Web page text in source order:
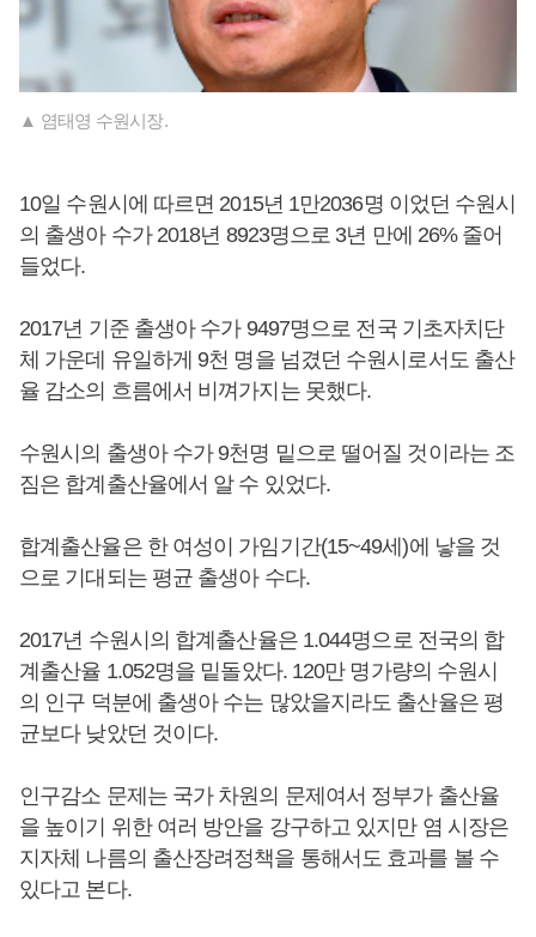
▲ 염태영 수원시장.
10일 수원시에 따르면 2015년 1만2036명 이었던 수원시
의 출생아 수가 2018년 8923명으로 3년 만에 26% 줄어
들었다.
2017년 기준 출생아 수가 9497명으로 전국 기초자치단
체 가운데 유일하게 9천 명을 넘겼던 수원시로서도 출산
율 감소의 흐름에서 비껴가지는 못했다.
수원시의 출생아 수가 9천명 밑으로 떨어질 것이라는 조
짐은 합계출산율에서 알 수 있었다.
합계출산율은 한 여성이 가임기간(15~49세)에 낳을 것
으로 기대되는 평균 출생아 수다.
2017년 수원시의 합계출산율은 1.044명으로 전국의 합
계출산율 1.052명을 밑돌았다. 120만 명가량의 수원시
의 인구 덕분에 출생아 수는 많았을지라도 출산율은 평
균보다 낮았던 것이다.
인구감소 문제는 국가 차원의 문제여서 정부가 출산율
을 높이기 위한 여러 방안을 강구하고 있지만 염 시장은
지자체 나름의 출산장려정책을 통해서도 효과를 볼 수
있다고 본다.